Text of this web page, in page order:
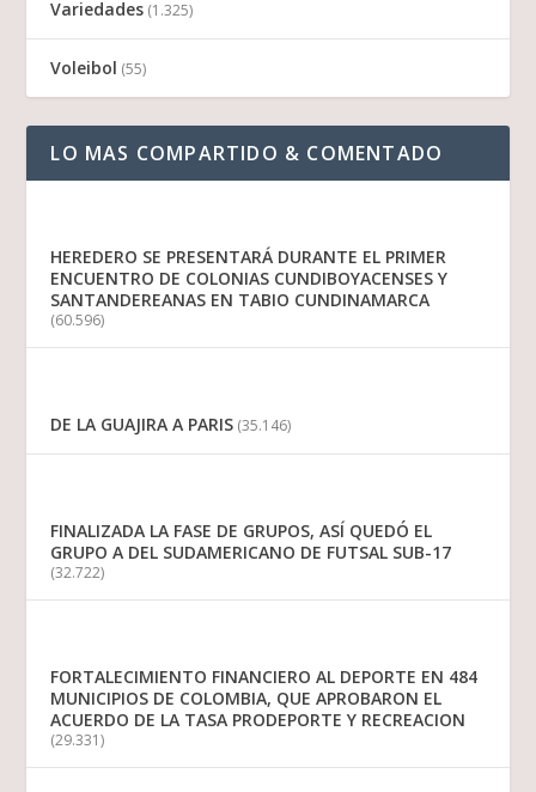
Variedades (1.325)
Voleibol (55)
LO MAS COMPARTIDO & COMENTADO
HEREDERO SE PRESENTARÁ DURANTE EL PRIMER
ENCUENTRO DE COLONIAS CUNDIBOYACENSES Y
SANTANDEREANAS EN TABIO CUNDINAMARCA
(60.596)
DE LA GUAJIRA A PARIS (35.146)
FINALIZADA LA FASE DE GRUPOS, ASÍ QUEDÓ EL
GRUPO A DEL SUDAMERICANO DE FUTSAL SUB-17
(32.722)
FORTALECIMIENTO FINANCIERO AL DEPORTE EN 484
MUNICIPIOS DE COLOMBIA, QUE APROBARON EL
ACUERDO DE LA TASA PRODEPORTE Y RECREACION
(29.331)